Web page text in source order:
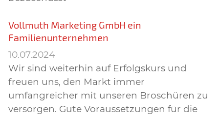
Vollmuth Marketing GmbH ein
Familienunternehmen
10.07.2024
Wir sind weiterhin auf Erfolgskurs und
freuen uns, den Markt immer
umfangreicher mit unseren Broschüren zu
versorgen. Gute Voraussetzungen für die